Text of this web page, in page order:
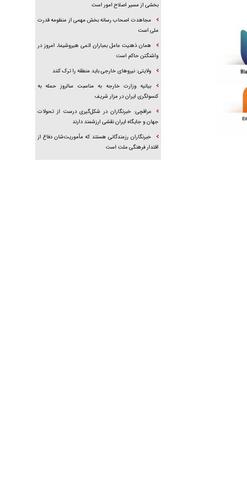
بخشی از مسیر اصلاح امور است
مجاهدت اصحاب رسانه بخش مهمی از منظومه قدرت
ملی است
همان ذهنیت عامل بمباران اتمی هیروشیما، امروز در
واشنگتن حاکم است
ولایتی: نیروهای خارجی باید منطقه را ترک کنند
بیانیه وزارت خارجه به مناسبت سالروز حمله به
کنسولگری ایران در مزار شریف
عراقچی: خبرنگاران در شکل‌گیری درست از تحولات
جهان و جایگاه ایران نقشی ارزشمند دارند
خبرنگاران رزمندگانی هستند که مأموریت‌شان دفاع از
اقتدار فرهنگی ملت است